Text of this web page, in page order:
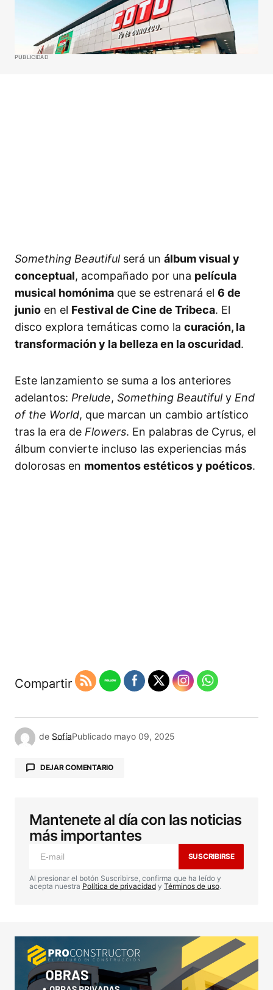
PUBLICIDAD
Something Beautifulserá un álbum visual y
conceptual, acompañado por una película
musical homónima que se estrenará el 6 de
junio en el Festival de Cine de Tribeca. El
disco explora temáticas como la curación, la
transformación y la belleza en la oscuridad.
Este lanzamiento se suma a los anteriores
adelantos: Prelude, Something Beautifuly End
of the World, que marcan un cambio artístico
tras la era de Flowers. En palabras de Cyrus, el
álbum convierte incluso las experiencias más
dolorosas en momentos estéticos y poéticos.
Compartir
de SofíaPublicado mayo 09, 2025
DEJAR COMENTARIO
Tu dirección de correo electrónico no será
publicada. Los campos obligatorios están
marcados con *
Comentario*
Your Name*
Mantenete al día con las noticias
más importantes
SUSCRIBIRSE
Al presionar el botón Suscribirse, confirma que ha leído y
acepta nuestra Política de privacidad y Términos de uso.